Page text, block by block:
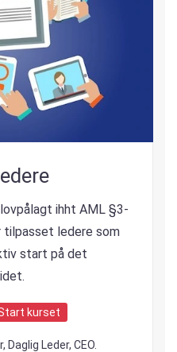
ihht AML §3-
tilpasset ledere som
start på det
kurset
Leder, CEO.